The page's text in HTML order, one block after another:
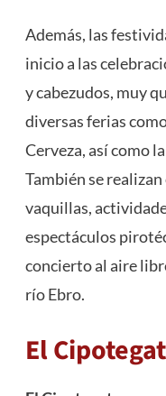
Además, las
inicio a las
y cabezudos, muy
diversas ferias
Cerveza, así como
También se
vaquillas,
espectáculos
concierto al aire
río Ebro​​.
El